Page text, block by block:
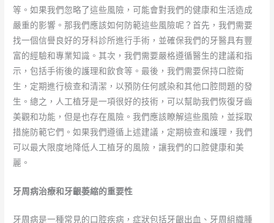
等。如果我們忽略了這些風險，可能會對我們的健康和生活造成
嚴重的影響。那我們應該如何防範這些風險呢？首先，我們需要
找一個信譽良好的牙科診所進行手術，並確保我們的牙醫具有豐
富的經驗和專業知識。其次，我們需要嚴格遵循醫生的建議和指
示，包括手術後的護理和飲食等。最後，我們需要保持口腔衛
生，定期進行檢查和清潔，以預防任何感染和其他口腔問題的發
生。總之，人工植牙是一項很好的技術，可以幫助我們恢復牙齒
美觀和功能，但是也存在風險。我們應該瞭解這些風險，並採取
措施防範它們。如果我們遵循上述建議，定期檢查和護理，我們
可以最大限度地降低人工植牙的風險，讓我們的口腔健康和美
麗。
牙周病治療和牙齦萎縮的重要性
牙周病是一種常見的口腔疾病，症狀包括牙齦出血、牙周組織腫